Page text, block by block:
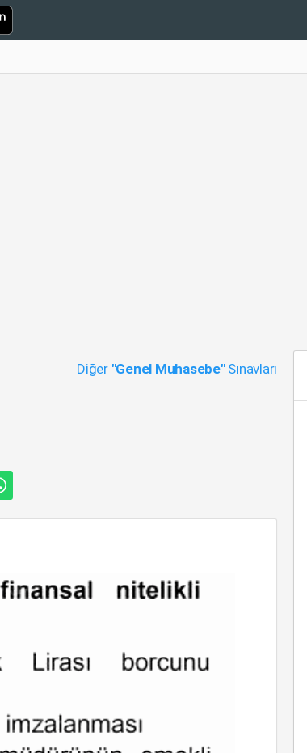
Diğer "Genel Muhasebe"Sınavları